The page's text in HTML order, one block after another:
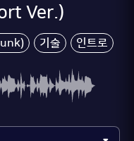
Ver.)
기술 인트로